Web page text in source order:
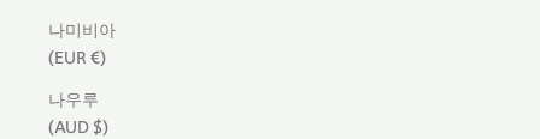
나미비아
(EUR €)
나우루
(AUD $)